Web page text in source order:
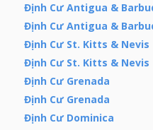
Định Cư Antigua &
Định Cư Antigua &
Định Cư St. Kitts & Nevis
Định Cư St. Kitts & Nevis
Định Cư Grenada
Định Cư Grenada
Định Cư Dominica